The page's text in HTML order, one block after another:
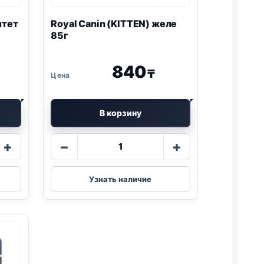
+
Royal Canin (KITTEN) желе
85г
840₸
В корзину
−
товара
Royal
Canin
желе
+
Узнать наличие